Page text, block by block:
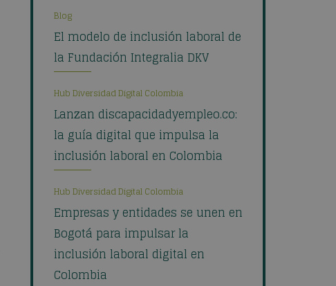
Blog
El modelo de inclusión laboral de
la Fundación Integralia DKV
Hub Diversidad Digital Colombia
Lanzan discapacidadyempleo.co:
la guía digital que impulsa la
inclusión laboral en Colombia
Hub Diversidad Digital Colombia
Empresas y entidades se unen en
Bogotá para impulsar la
inclusión laboral digital en
Colombia